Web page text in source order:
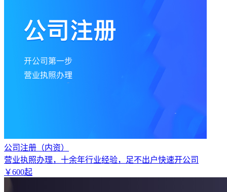
公司注册（内资）
营业执照办理，十余年行业经验，足不出户快速开公司
￥600起